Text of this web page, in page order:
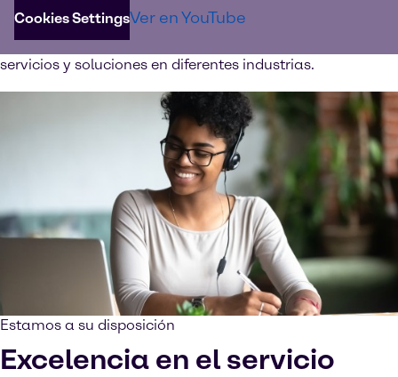
Cookies SettingsVer en YouTube
Obtenga más información acerca de nuestros valores,
nuestro compromiso y pasión para ofrecerle los mejores
servicios y soluciones en diferentes industrias.
Estamos a su disposición
Excelencia en el servicio